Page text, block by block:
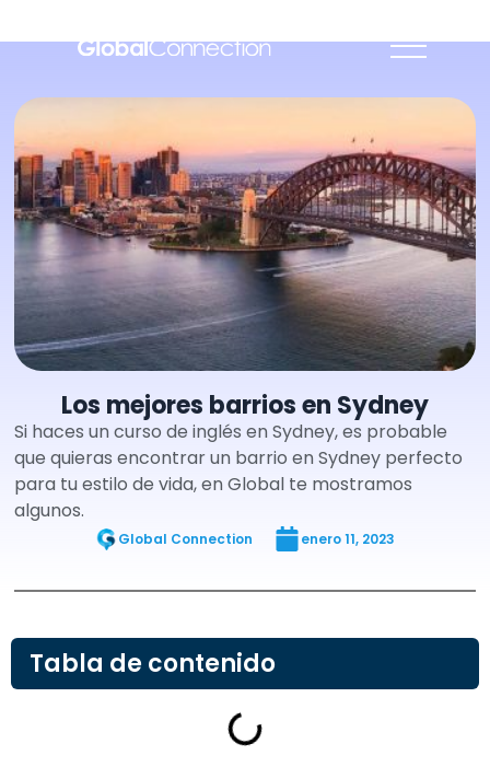
Los mejores barrios en Sydney
Si haces un curso de inglés en Sydney, es probable
que quieras encontrar un barrio en Sydney perfecto
para tu estilo de vida, en Global te mostramos
algunos.
Global Connection enero 11, 2023
Tabla de contenido